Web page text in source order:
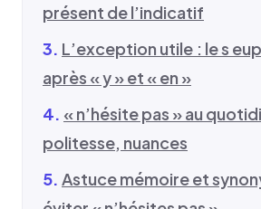
présent de l’indicatif
L’exception utile : le s
après « y » et « en »
« n’hésite pas » au
politesse, nuances
Astuce mémoire et